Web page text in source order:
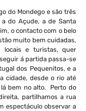
do Mondego e são três
do Açude, a de Santa
o contacto com o belo
muito bem cuidadas,
locais e turistas, quer
á partida passa-se
dos Pequenitos, e a
cidade, desde o rio até
bem no alto. Perto do
partilhamos a rua
espectáculo observar a